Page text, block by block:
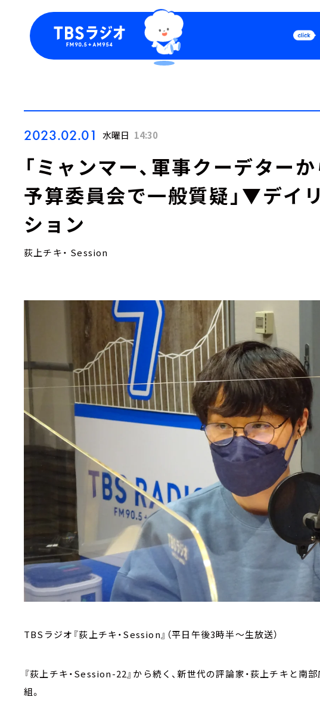
Podcast
2023.02.01 水曜日 14:30
「ミャンマー、軍事クーデターか
予算委員会で一般質疑」▼デイ
ション
荻上チキ・ Session
TBSラジオ『荻上チキ・Session』（平日午後3時半～生放送）
『荻上チキ・Session-22』から続く、新世代の評論家・荻上チキと南
組。